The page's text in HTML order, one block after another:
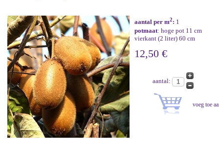
aantal per m2: 1
potmaat: hoge pot 11 cm
vierkant (2 liter) 60 cm
12,50 €
aantal: